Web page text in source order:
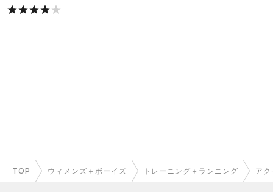
TOP ウィメンズ＋ボーイズ トレーニング＋ランニング ア